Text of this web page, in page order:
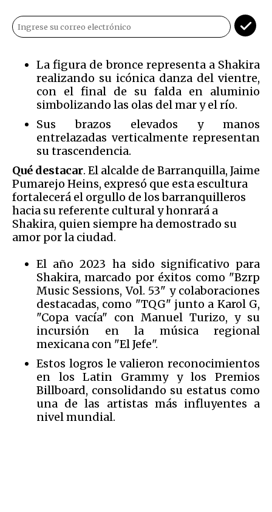
La figura de bronce representa a Shakira
realizando su icónica danza del vientre,
con el final de su falda en aluminio
simbolizando las olas del mar y el río.
Sus brazos elevados y manos
entrelazadas verticalmente representan
su trascendencia.
Qué destacar. El alcalde de Barranquilla, Jaime
Pumarejo Heins, expresó que esta escultura
fortalecerá el orgullo de los barranquilleros
hacia su referente cultural y honrará a
Shakira, quien siempre ha demostrado su
amor por la ciudad.
El año 2023 ha sido significativo para
Shakira, marcado por éxitos como "Bzrp
Music Sessions, Vol. 53" y colaboraciones
destacadas, como "TQG" junto a Karol G,
"Copa vacía" con Manuel Turizo, y su
incursión en la música regional
mexicana con "El Jefe".
Estos logros le valieron reconocimientos
en los Latin Grammy y los Premios
Billboard, consolidando su estatus como
una de las artistas más influyentes a
nivel mundial.